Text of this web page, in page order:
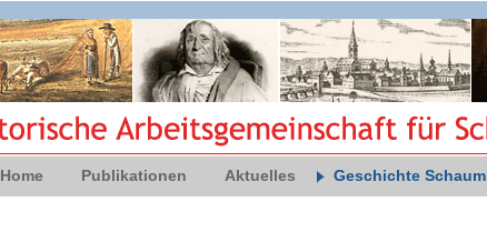
Home Publikationen Aktuelles Geschichte